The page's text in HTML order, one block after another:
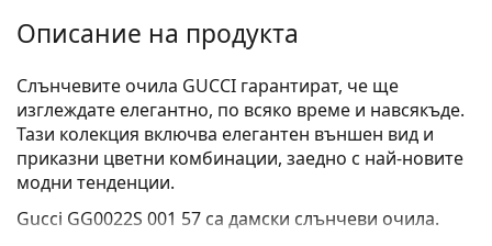
Описание на продукта
Слънчевите очила GUCCI гарантират, че ще
изглеждате елегантно, по всяко време и навсякъде.
Тази колекция включва елегантен външен вид и
приказни цветни комбинации, заедно с най-новите
модни тенденции.
Gucci GG0022S 001 57 са дамски слънчеви очила.